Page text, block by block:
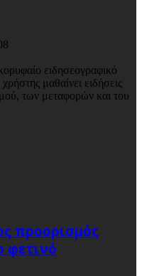
ειδησεογραφικό
μαθαίνει ειδήσεις
των μεταφορών και του
προορισμός
φετινό